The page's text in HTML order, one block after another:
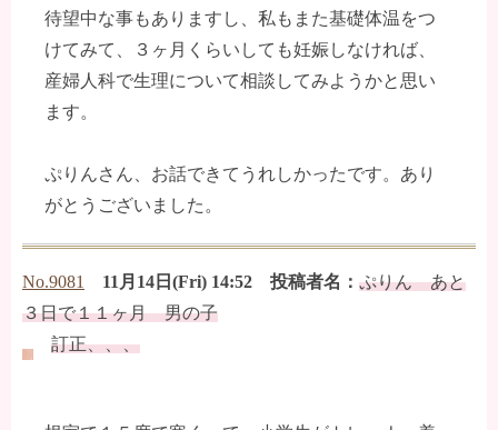
待望中な事もありますし、私もまた基礎体温をつ
けてみて、３ヶ月くらいしても妊娠しなければ、
産婦人科で生理について相談してみようかと思い
ます。
ぷりんさん、お話できてうれしかったです。あり
がとうございました。
No.9081 11月14日(Fri) 14:52 投稿者名： ぷりん あと
３日で１１ヶ月 男の子
訂正、、、